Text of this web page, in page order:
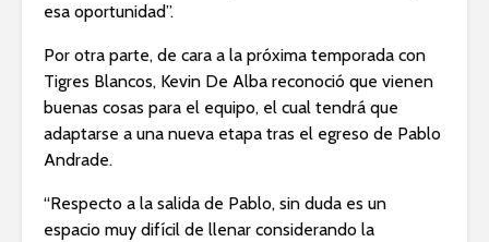
esa oportunidad”.
Por otra parte, de cara a la próxima temporada con
Tigres Blancos, Kevin De Alba reconoció que vienen
buenas cosas para el equipo, el cual tendrá que
adaptarse a una nueva etapa tras el egreso de Pablo
Andrade.
“Respecto a la salida de Pablo, sin duda es un
espacio muy difícil de llenar considerando la